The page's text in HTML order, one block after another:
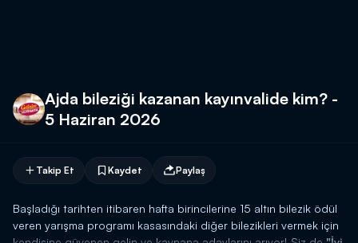
Ajda bileziği kazanan kayınvalide kim? -
5 Haziran 2026
Takip Et Kaydet Paylaş
Başladığı tarihten itibaren hafta birincilerine 15 altın bilezik ödül
veren yarışma programı kasasındaki diğer bilezikleri vermek için